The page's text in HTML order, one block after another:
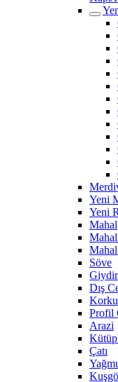
Yeni
Yeni
Mahal
Mahal
Söve
Dış
Profil
Arazi
Çatı